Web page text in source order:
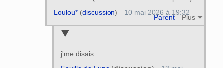
Parent Plus
Loulou*(discussion) 10 mai 2026 à 19:32
j'me disais...